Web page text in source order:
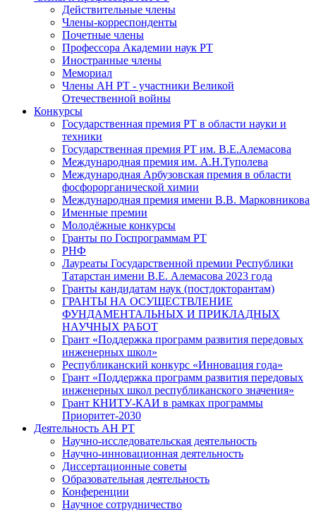
Действительные члены
Члены-корреспонденты
Почетные члены
Профессора Академии наук РТ
Иностранные члены
Мемориал
Члены АН РТ - участники Великой
Отечественной войны
Конкурсы
Государственная премия РТ в области науки и
техники
Государственная премия РТ им. В.Е.Алемасова
Международная премия им. А.Н.Туполева
Международная Арбузовская премия в области
фосфорорганической химии
Международная премия имени В.В. Марковникова
Именные премии
Молодёжные конкурсы
Гранты по Госпрограммам РТ
РНФ
Лауреаты Государственной премии Республики
Татарстан имени В.Е. Алемасова 2023 года
Гранты кандидатам наук (постдокторантам)
ГРАНТЫ НА ОСУЩЕСТВЛЕНИЕ
ФУНДАМЕНТАЛЬНЫХ И ПРИКЛАДНЫХ
НАУЧНЫХ РАБОТ
Грант «Поддержка программ развития передовых
инженерных школ»
Республиканский конкурс «Инновация года»
Грант «Поддержка программ развития передовых
инженерных школ республиканского значения»
Грант КНИТУ-КАИ в рамках программы
Приоритет-2030
Деятельность АН РТ
Научно-исследовательская деятельность
Научно-инновационная деятельность
Диссертационные советы
Образовательная деятельность
Конференции
Научное сотрудничество